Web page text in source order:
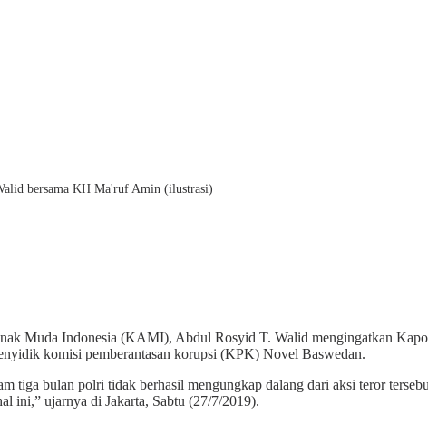
bersama KH Ma'ruf Amin (ilustrasi)
Muda Indonesia (KAMI), Abdul Rosyid T. Walid mengingatkan
komisi pemberantasan korupsi (KPK) Novel Baswedan.
tiga bulan polri tidak berhasil mengungkap dalang dari aksi teror
ini,” ujarnya di Jakarta, Sabtu (27/7/2019).